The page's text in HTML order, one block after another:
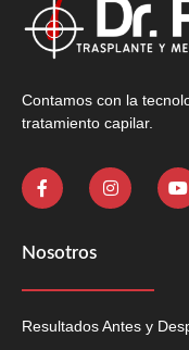
Contamos con la
tratamiento capilar.
Nosotros
Resultados Antes y